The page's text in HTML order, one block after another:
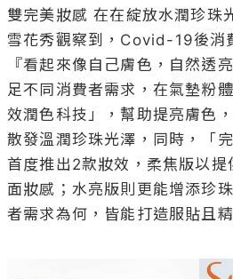
雙完美妝感 在在綻放水潤珍珠
雪花秀觀察到，Covid-19後消
『看起來像自己膚色，自然透
足不同消費者需求，在氣墊粉
效潤色科技」，幫助提亮膚色
散發溫潤珍珠光澤，同時，「
首度推出2款妝效，柔焦版以
面妝感；水亮版則更能增添珍
者需求為何，皆能打造服貼且